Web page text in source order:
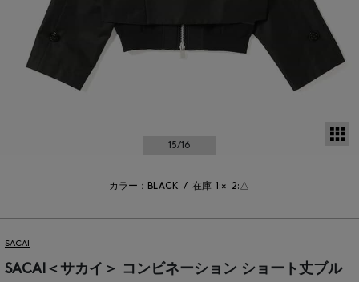
15/16
カラー：BLACK / 在庫 1:× 2:△
SACAI
SACAI＜サカイ＞ コンビネーション ショート丈ブル